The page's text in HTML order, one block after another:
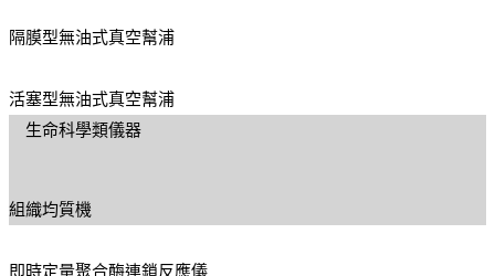
隔膜型無油式真空幫浦
活塞型無油式真空幫浦
生命科學類儀器
組織均質機
即時定量聚合酶連鎖反應儀